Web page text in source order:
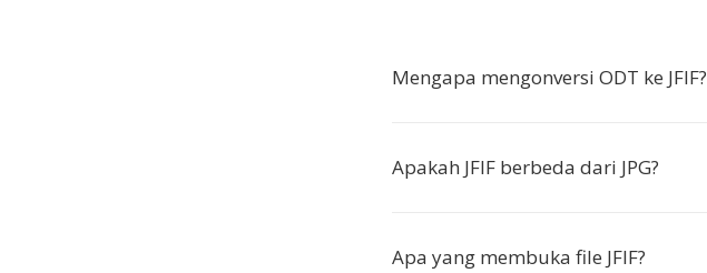
Mengapa mengonversi ODT ke JFIF?
Apakah JFIF berbeda dari JPG?
Apa yang membuka file JFIF?